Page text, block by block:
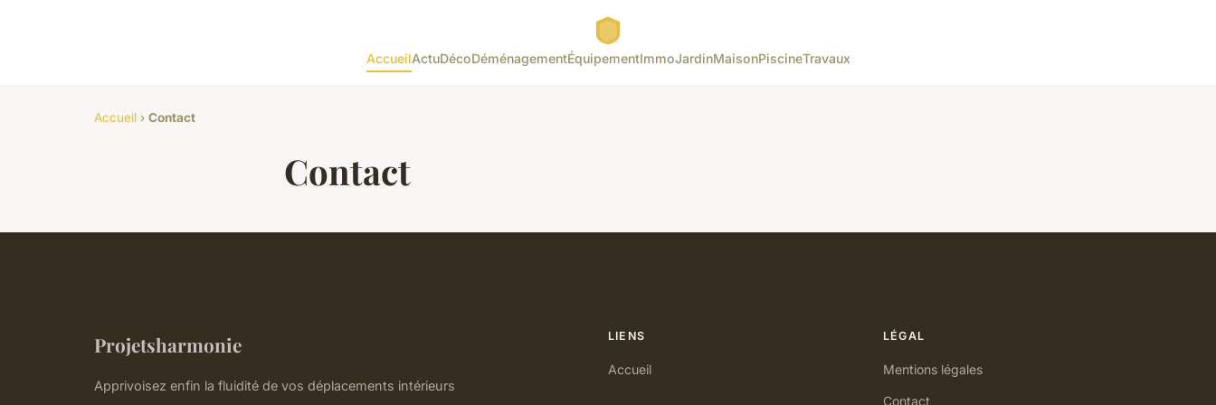
AccueilActuDécoDéménagementÉquipementImmoJardinMaisonPiscineTravaux
Accueil › Contact
Contact
Projetsharmonie
Apprivoisez enfin la fluidité de vos déplacements intérieurs
LIENS
Accueil
LÉGAL
Mentions légales
Contact